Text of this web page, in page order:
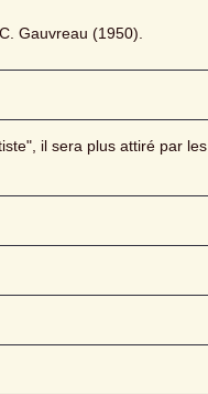
Gauvreau (1950).
il sera plus attiré par les